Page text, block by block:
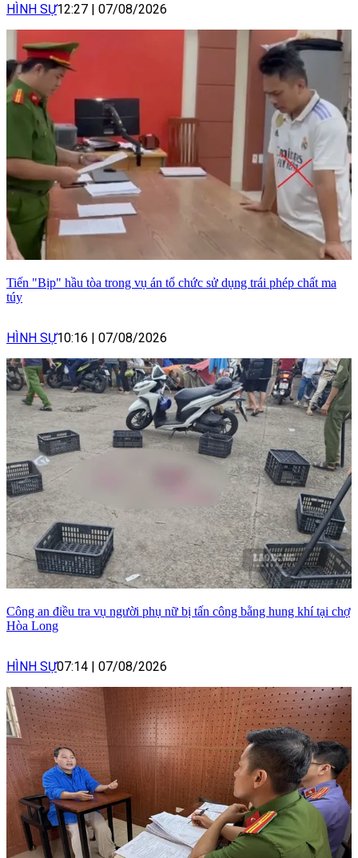
HÌNH SỰ12:27 | 07/08/2026
Tiến "Bịp" hầu tòa trong vụ án tổ chức sử dụng trái phép chất ma
túy
HÌNH SỰ10:16 | 07/08/2026
Công an điều tra vụ người phụ nữ bị tấn công bằng hung khí tại chợ
Hòa Long
HÌNH SỰ07:14 | 07/08/2026